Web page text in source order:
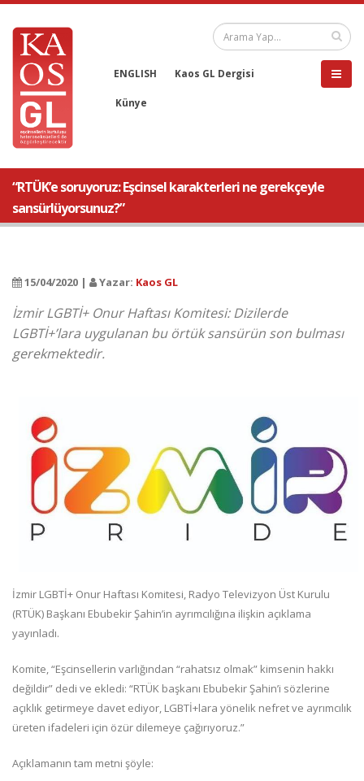
ENGLISH Kaos GL Dergisi
Künye
“RTÜK’e soruyoruz: Eşcinsel karakterleri ne gerekçeyle
sansürlüyorsunuz?”
15/04/2020 | Yazar: Kaos GL
İzmir LGBTİ+ Onur Haftası Komitesi: Dizilerde
LGBTİ+’lara uygulanan bu örtük sansürün son bulması
gerekmektedir.
İzmir LGBTİ+ Onur Haftası Komitesi, Radyo Televizyon Üst Kurulu
(RTÜK) Başkanı Ebubekir Şahin’in ayrımcılığına ilişkin açıklama
yayınladı.
Komite, “Eşcinsellerin varlığından “rahatsız olmak” kimsenin hakkı
değildir” dedi ve ekledi: “RTÜK başkanı Ebubekir Şahin’i sözlerine
açıklık getirmeye davet ediyor, LGBTİ+lara yönelik nefret ve ayrımcılık
üreten ifadeleri için özür dilemeye çağırıyoruz.”
Açıklamanın tam metni şöyle: